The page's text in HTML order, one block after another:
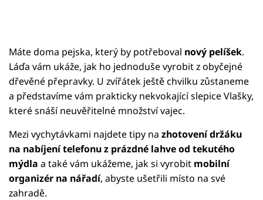
Máte doma pejska, který by potřeboval nový pelíšek.
Láďa vám ukáže, jak ho jednoduše vyrobit z obyčejné
dřevěné přepravky. U zvířátek ještě chvilku zůstaneme
a představíme vám prakticky nekvokající slepice Vlašky,
které snáší neuvěřitelné množství vajec.
Mezi vychytávkami najdete tipy na zhotovení držáku
na nabíjení telefonu z prázdné lahve od tekutého
mýdla a také vám ukážeme, jak si vyrobit mobilní
organizér na nářadí, abyste ušetřili místo na své
zahradě.